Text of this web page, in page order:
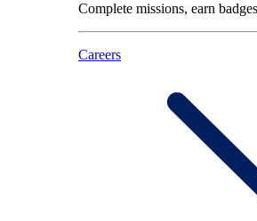
Complete missions, earn
Careers